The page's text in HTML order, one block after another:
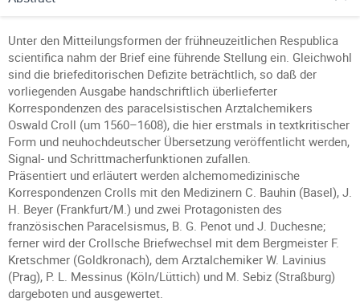
Unter den Mitteilungsformen der frühneuzeitlichen Respublica
scientifica nahm der Brief eine führende Stellung ein. Gleichwohl
sind die briefeditorischen Defizite beträchtlich, so daß der
vorliegenden Ausgabe handschriftlich überlieferter
Korrespondenzen des paracelsistischen Arztalchemikers
Oswald Croll (um 1560–1608), die hier erstmals in textkritischer
Form und neuhochdeutscher Übersetzung veröffentlicht werden,
Signal- und Schrittmacherfunktionen zufallen.
Präsentiert und erläutert werden alchemomedizinische
Korrespondenzen Crolls mit den Medizinern C. Bauhin (Basel), J.
H. Beyer (Frankfurt/M.) und zwei Protagonisten des
französischen Paracelsismus, B. G. Penot und J. Duchesne;
ferner wird der Crollsche Briefwechsel mit dem Bergmeister F.
Kretschmer (Goldkronach), dem Arztalchemiker W. Lavinius
(Prag), P. L. Messinus (Köln/Lüttich) und M. Sebiz (Straßburg)
dargeboten und ausgewertet.